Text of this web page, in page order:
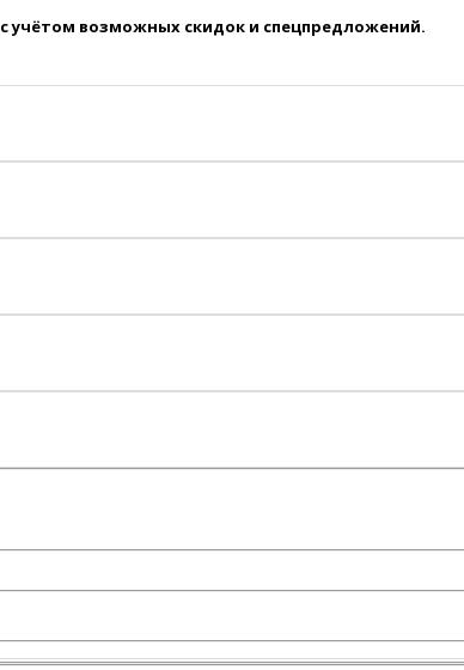
с учётом возможных скидок и спецпредложений.